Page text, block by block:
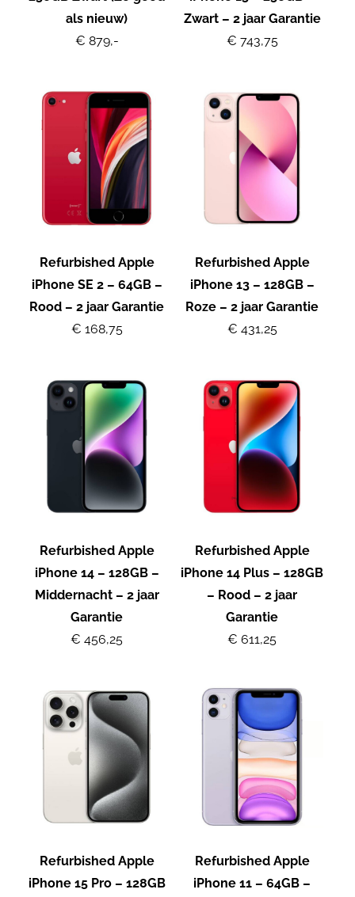
als nieuw)
€ 879,-
Zwart – 2 jaar Garantie
€ 743,75
Refurbished Apple
iPhone SE 2 – 64GB –
Rood – 2 jaar Garantie
€ 168,75
Refurbished Apple
iPhone 13 – 128GB –
Roze – 2 jaar Garantie
€ 431,25
Refurbished Apple
iPhone 14 – 128GB –
Middernacht – 2 jaar
Garantie
€ 456,25
Refurbished Apple
iPhone 14 Plus – 128GB
– Rood – 2 jaar
Garantie
€ 611,25
Refurbished Apple
iPhone 15 Pro – 128GB
Refurbished Apple
iPhone 11 – 64GB –